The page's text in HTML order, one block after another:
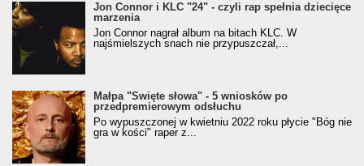
Jon Connor i KLC "24" - czyli rap spełnia dziecięce
marzenia
Jon Connor nagrał album na bitach KLC. W
najśmielszych snach nie przypuszczał,...
Małpa "Święte słowa" - 5 wniosków po
przedpremierowym odsłuchu
Po wypuszczonej w kwietniu 2022 roku płycie "Bóg nie
gra w kości" raper z...